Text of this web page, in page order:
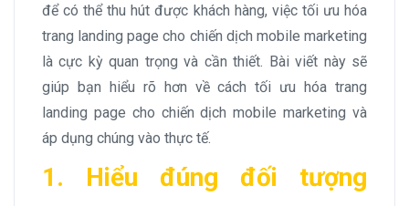
để có thể thu hút được khách hàng, việc tối ưu hóa
trang landing page cho chiến dịch mobile marketing
là cực kỳ quan trọng và cần thiết. Bài viết này sẽ
giúp bạn hiểu rõ hơn về cách tối ưu hóa trang
landing page cho chiến dịch mobile marketing và
áp dụng chúng vào thực tế.
1. Hiểu đúng đối tượng